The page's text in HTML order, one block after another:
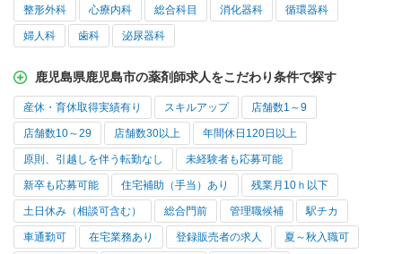
整形外科 心療内科 総合科目 消化器科 循環器科
婦人科 歯科 泌尿器科
鹿児島県鹿児島市の薬剤師求人をこだわり条件で探す
産休・育休取得実績有り スキルアップ 店舗数1～9
店舗数10～29 店舗数30以上 年間休日120日以上
原則、引越しを伴う転勤なし 未経験者も応募可能
新卒も応募可能 住宅補助（手当）あり 残業月10ｈ以下
土日休み（相談可含む） 総合門前 管理職候補 駅チカ
車通勤可 在宅業務あり 登録販売者の求人 夏～秋入職可